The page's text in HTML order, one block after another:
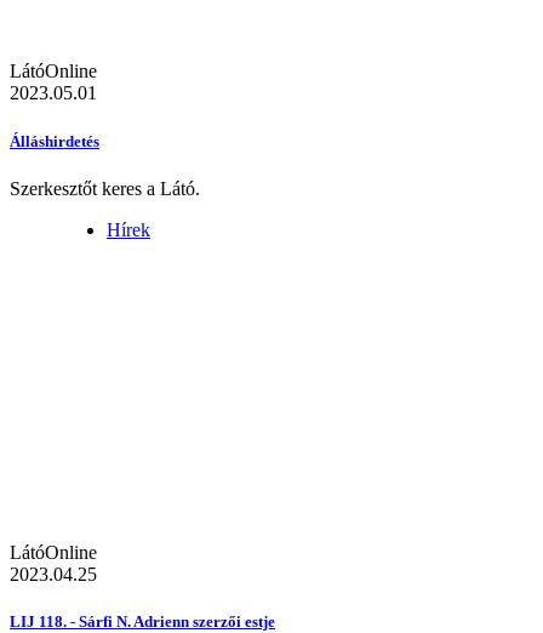
LátóOnline
2023.05.01
Álláshirdetés
Szerkesztőt keres a Látó.
Hírek
LátóOnline
2023.04.25
LIJ 118. - Sárfi N. Adrienn szerzői estje